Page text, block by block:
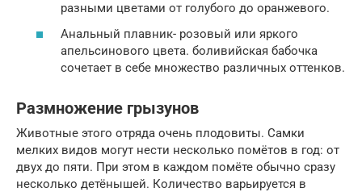
разными цветами от голубого до оранжевого.
Анальный плавник- розовый или яркого
апельсинового цвета. боливийская бабочка
сочетает в себе множество различных оттенков.
Размножение грызунов
Животные этого отряда очень плодовиты. Самки
мелких видов могут нести несколько помётов в год: от
двух до пяти. При этом в каждом помёте обычно сразу
несколько детёнышей. Количество варьируется в